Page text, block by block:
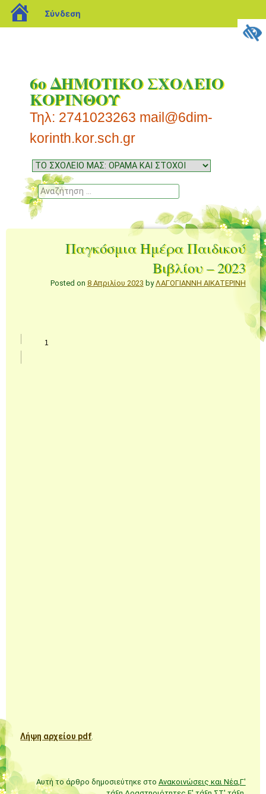
6ο ΔΗΜΟΤΙΚΟ ΣΧΟΛΕΙΟ
ΚΟΡΙΝΘΟΥ
Τηλ: 2741023263 mail@6dim-
korinth.kor.sch.gr
Μενού
Μετάβαση
σε
περιεχόμενο
Αναζήτηση
Παγκόσμια Ημέρα Παιδικού
Βιβλίου – 2023
Posted on 8 Απριλίου 2023 byΛΑΓΟΓΙΑΝΝΗ ΑΙΚΑΤΕΡΙΝΗ
Λήψη αρχείου pdf
Αυτή το άρθρο δημοσιεύτηκε στο Ανακοινώσεις και Νέα, Γ'
blogs.sch.gr
Σύνδεση